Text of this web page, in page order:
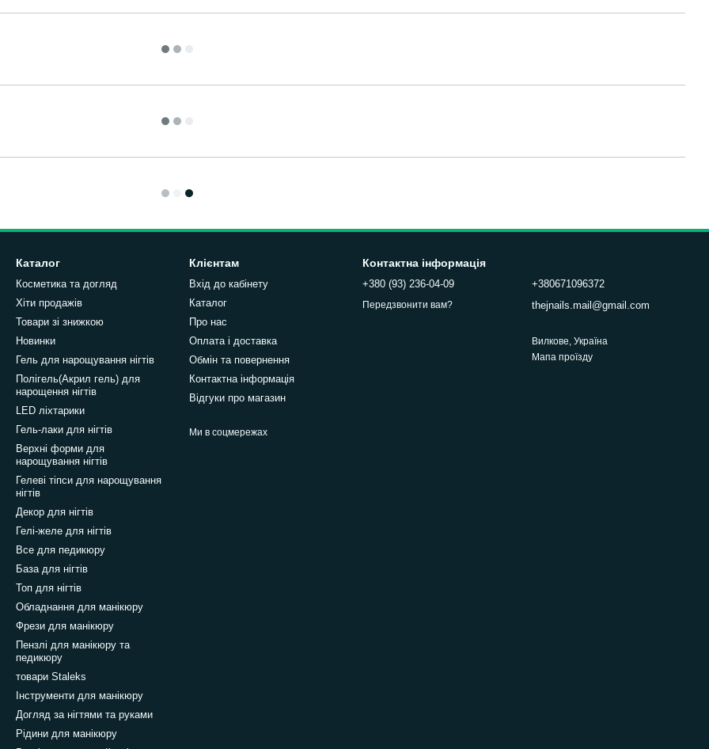
Каталог
Косметика та догляд
Хіти продажів
Товари зі знижкою
Новинки
Гель для нарощування нігтів
Полігель(Акрил гель) для
нарощення нігтів
LED ліхтарики
Гель-лаки для нігтів
Верхні форми для
нарощування нігтів
Гелеві тіпси для нарощування
нігтів
Декор для нігтів
Гелі-желе для нігтів
Все для педикюру
База для нігтів
Топ для нігтів
Обладнання для манікюру
Фрези для манікюру
Пензлі для манікюру та
педикюру
товари Staleks
Інструменти для манікюру
Догляд за нігтями та руками
Рідини для манікюру
Клієнтам
Вхід до кабінету
Каталог
Про нас
Оплата і доставка
Обмін та повернення
Контактна інформація
Відгуки про магазин
Ми в соцмережах
Контактна інформація
+380 (93) 236-04-09
Передзвонити вам?
+380671096372
thejnails.mail@gmail.com
Вилкове, Україна
Мапа проїзду